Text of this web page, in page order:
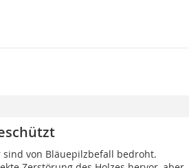
von Bläuepilzbefall bedroht.